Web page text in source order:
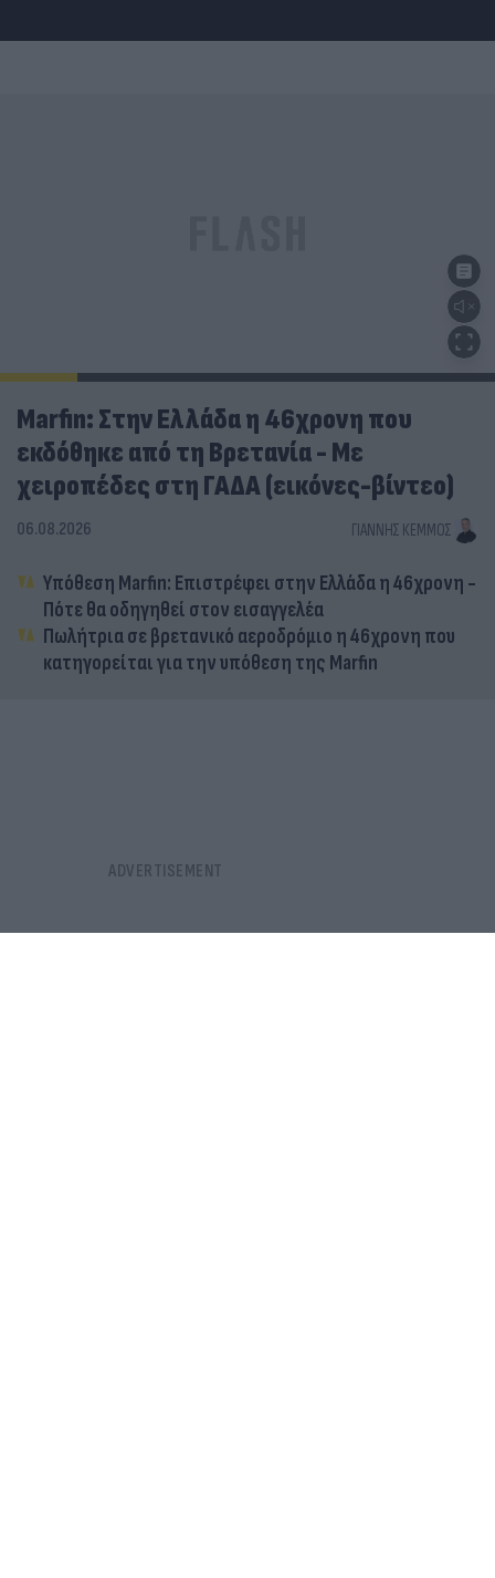
Marfin: Στην Ελλάδα η 46χρονη που
εκδόθηκε από τη Βρετανία - Με
χειροπέδες στη ΓΑΔΑ (εικόνες-βίντεο)
06.08.2026 ΓΙΆΝΝΗΣ ΚΈΜΜΟΣ
Υπόθεση Marfin: Επιστρέφει στην Ελλάδα η 46χρονη -
Πότε θα οδηγηθεί στον εισαγγελέα
Πωλήτρια σε βρετανικό αεροδρόμιο η 46χρονη που
κατηγορείται για την υπόθεση της Marfin